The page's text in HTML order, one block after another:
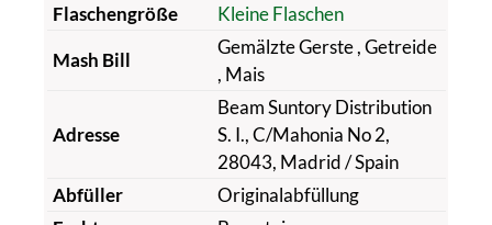
Flaschengröße
Kleine Flaschen
Mash Bill
Gemälzte Gerste, Getreide
, Mais
Adresse
Beam Suntory Distribution
S. I., C/Mahonia No 2,
28043, Madrid / Spain
Abfüller
Originalabfüllung